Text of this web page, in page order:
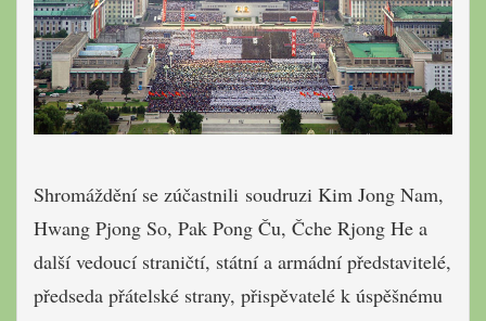
Shromáždění se zúčastnili soudruzi Kim Jong Nam,
Hwang Pjong So, Pak Pong Ču, Čche Rjong He a
další vedoucí straničtí, státní a armádní představitelé,
předseda přátelské strany, přispěvatelé k úspěšnému